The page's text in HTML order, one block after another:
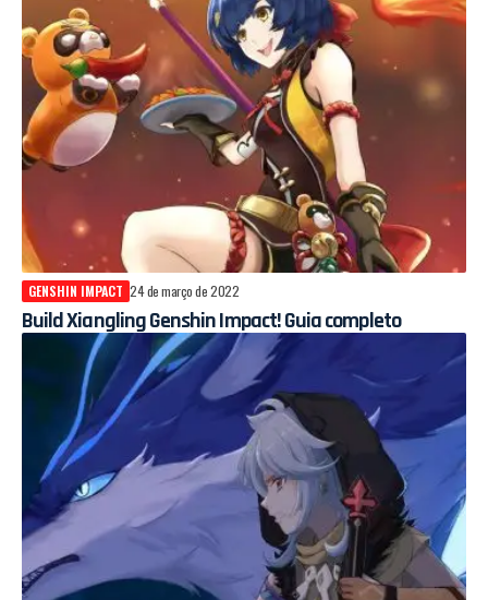
GENSHIN IMPACT 24 de março de 2022
Build Xiangling Genshin Impact! Guia completo